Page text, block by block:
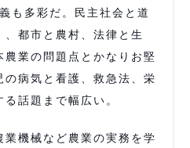
も多彩だ。民主社会と道
都市と農村、法律と生
業の問題点とかなりお堅
の病気と看護、救急法、栄
話題まで幅広い。
機械など農業の実務を学